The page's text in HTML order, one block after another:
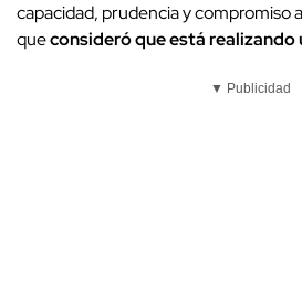
capacidad, prudencia y compromiso
queconsideró que está
▼ Publicidad